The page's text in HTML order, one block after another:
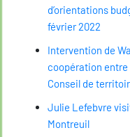
d’orientations
février 2022
Intervention de
coopération entre
Conseil de
Julie Lefebvre
Montreuil